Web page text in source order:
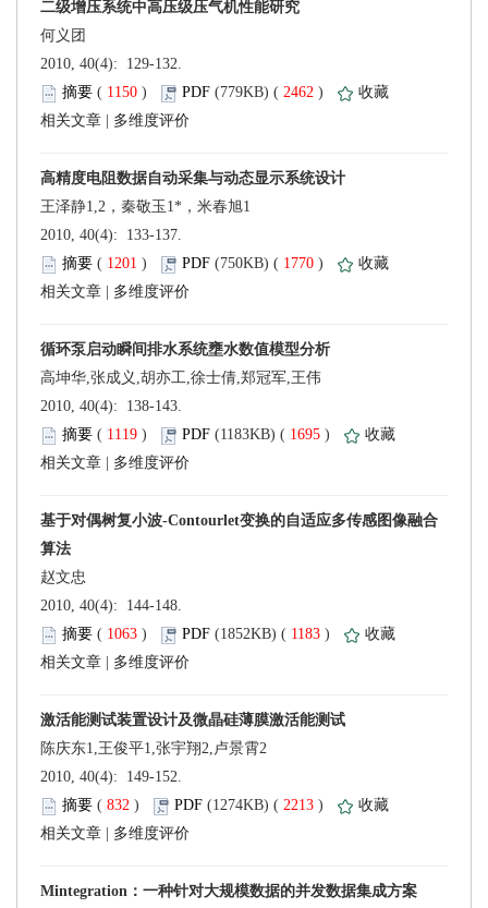
2010, 40(4): 129-132.
(
) 2462 )
2010, 40(4): 133-137.
(
) 1770 )
2010, 40(4): 138-143.
(
) 1695 )
2010, 40(4): 144-148.
(
) 1183 )
2010, 40(4): 149-152.
(
) 2213 )